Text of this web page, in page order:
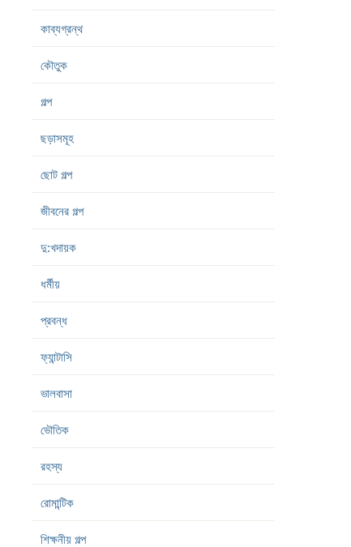
কাব্যগ্রন্থ
কৌতুক
গল্প
ছড়াসমূহ
ছোট গল্প
জীবনের গল্প
দু:খদায়ক
ধর্মীয়
প্রবন্ধ
ফ্যান্টাসি
ভালবাসা
ভৌতিক
রহস্য
রোমান্টিক
শিক্ষনীয় গল্প